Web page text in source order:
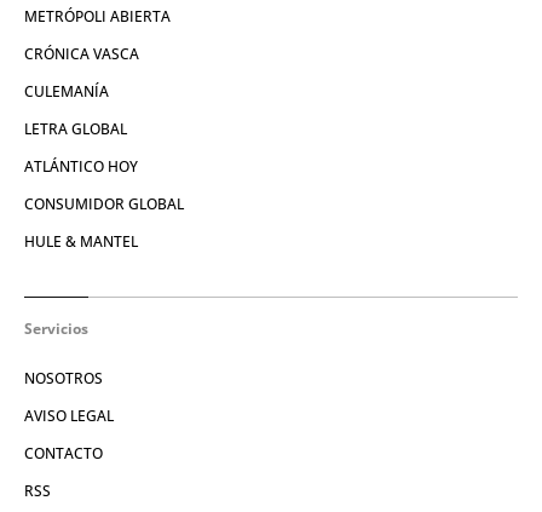
METRÓPOLI ABIERTA
CRÓNICA VASCA
CULEMANÍA
LETRA GLOBAL
ATLÁNTICO HOY
CONSUMIDOR GLOBAL
HULE & MANTEL
Servicios
NOSOTROS
AVISO LEGAL
CONTACTO
RSS